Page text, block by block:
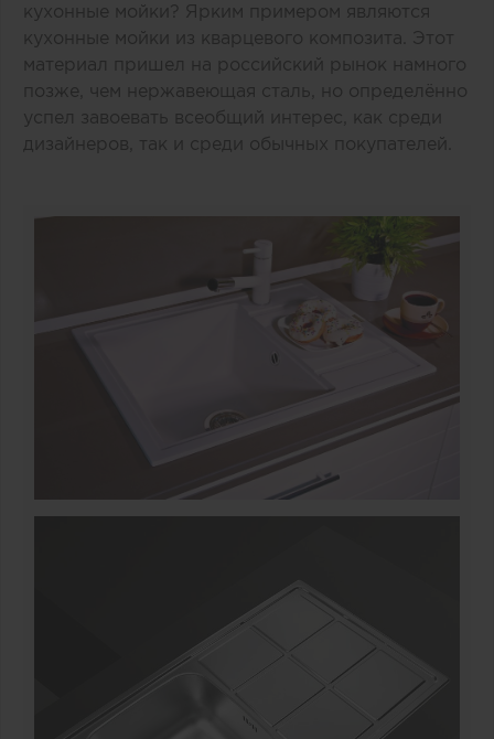
кухонные мойки? Ярким примером являются
кухонные мойки из кварцевого композита. Этот
материал пришел на российский рынок намного
позже, чем нержавеющая сталь, но определённо
успел завоевать всеобщий интерес, как среди
дизайнеров, так и среди обычных покупателей.